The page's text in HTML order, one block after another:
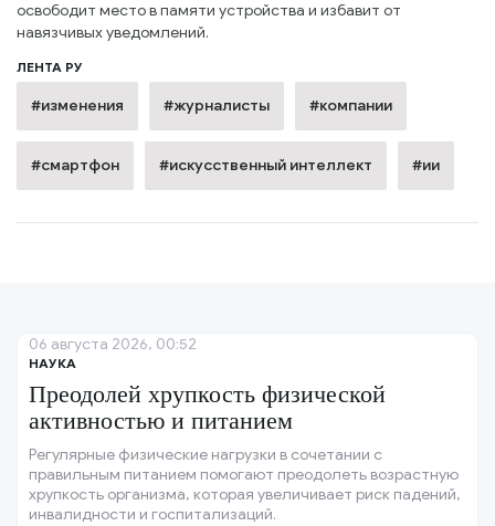
освободит место в памяти устройства и избавит от
навязчивых уведомлений.
ЛЕНТА РУ
#изменения #журналисты #компании
#смартфон #искусственный интеллект #ии
НАУКА
Преодолей хрупкость физической
активностью и питанием
Регулярные физические нагрузки в сочетании с
правильным питанием помогают преодолеть возрастную
хрупкость организма, которая увеличивает риск падений,
инвалидности и госпитализаций.
06 августа 2026, 00:52